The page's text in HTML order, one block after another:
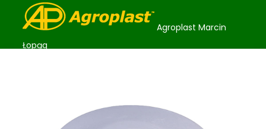
Agroplast Marcin
Łopąg
sklep@agroplast.pl